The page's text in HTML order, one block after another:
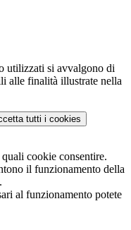
utilizzati si avvalgono di
alle finalità illustrate nella
tutti i cookies
cookie consentire.
il funzionamento della
al funzionamento potete